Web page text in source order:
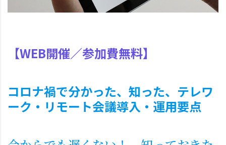
【WEB開催／参加費無料】
コロナ禍で分かった、知った、テレワ
ーク・リモート会議導入・運用要点